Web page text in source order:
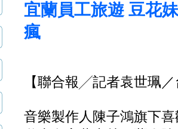
【民宿快訊】
【民宿快訊】
宜蘭員工旅遊 豆花
瘋
【聯合報╱記者袁世珮
音樂製作人陳子鴻旗下